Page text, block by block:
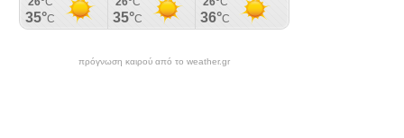
πρόγνωση καιρού από το weather.gr